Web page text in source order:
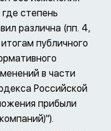
степень
различна (пп. 4,
публичного
в части
Российской
прибыли